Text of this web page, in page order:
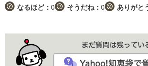
なるほど： 0 そうだね： 0 ありがと